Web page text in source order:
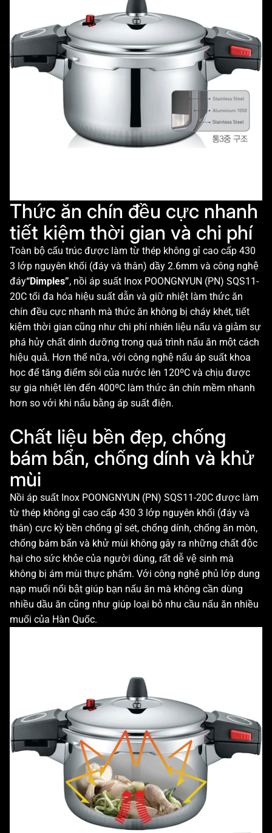
Thức ăn chín đều cực nhanh
tiết kiệm thời gian và chi phí
Toàn bộ cấu trúc được làm từ thép không gỉ cao cấp 430
3 lớp nguyên khối (đáy và thân) dầy 2.6mm và công nghệ
đáy“Dimples”, nồi áp suất Inox POONGNYUN (PN) SQS11-
20C tối đa hóa hiệu suất dẫn và giữ nhiệt làm thức ăn
chín đều cực nhanh mà thức ăn không bị cháy khét, tiết
kiệm thời gian cũng như chi phí nhiên liệu nấu và giảm sự
phá hủy chất dinh dưỡng trong quá trình nấu ăn một cách
hiệu quả. Hơn thế nữa, với công nghệ nấu áp suất khoa
học để tăng điểm sôi của nước lên 120ºC và chịu được
sự gia nhiệt lên đến 400ºC làm thức ăn chín mềm nhanh
hơn so với khi nấu bằng áp suất điện.
Chất liệu bền đẹp, chống
bám bẩn, chống dính và khử
mùi
Nồi áp suất Inox POONGNYUN (PN) SQS11-20C được làm
từ thép không gỉ cao cấp 430 3 lớp nguyên khối (đáy và
thân) cực kỳ bền chống gỉ sét, chống dính, chống ăn mòn,
chống bám bẩn và khử mùi không gây ra những chất độc
hại cho sức khỏe của người dùng, rất dễ vệ sinh mà
không bị ám mùi thực phẩm. Với công nghệ phủ lớp dung
nạp muối nổi bật giúp bạn nấu ăn mà không cần dùng
nhiều dầu ăn cũng như giúp loại bỏ nhu cầu nấu ăn nhiều
muối của Hàn Quốc.